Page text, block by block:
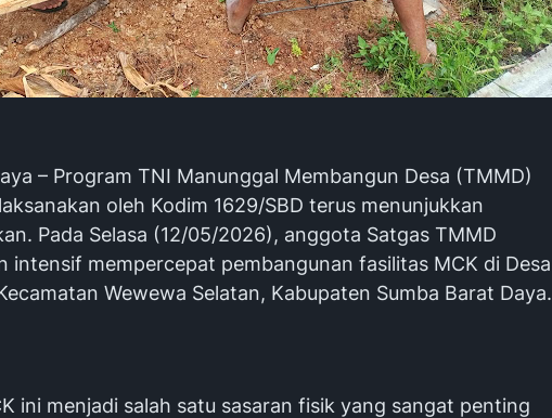
– Program TNI Manunggal Membangun Desa (TMMD)
oleh Kodim 1629/SBD terus menunjukkan
Pada Selasa (12/05/2026), anggota Satgas TMMD
intensif mempercepat pembangunan fasilitas MCK di Desa
Wewewa Selatan, Kabupaten Sumba Barat Daya.
ini menjadi salah satu sasaran fisik yang sangat penting